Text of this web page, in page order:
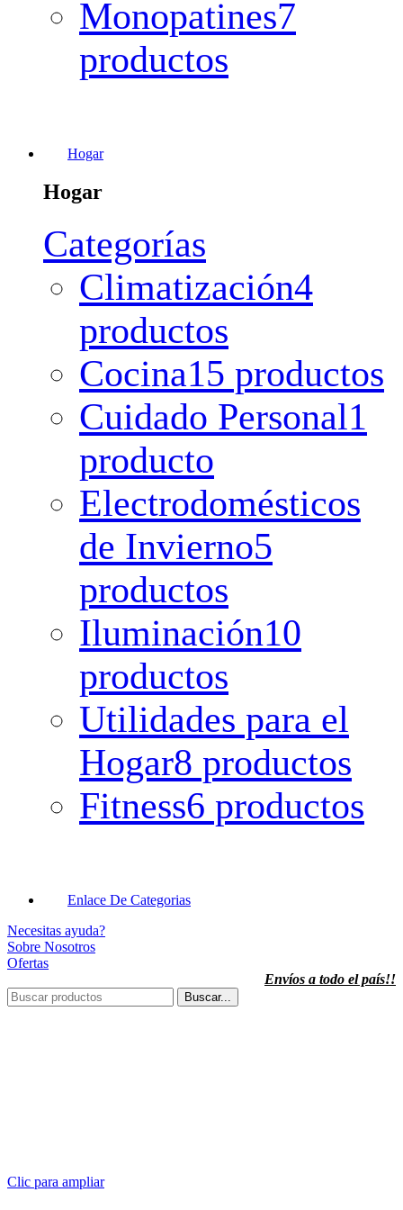
Monopatines7
productos
Hogar
Hogar
Categorías
Climatización4
productos
Cocina15 productos
Cuidado Personal1
producto
Electrodomésticos
de Invierno5
productos
Iluminación10
productos
Utilidades para el
Hogar8 productos
Fitness6 productos
Enlace De Categorias
Necesitas ayuda?
Sobre Nosotros
Ofertas
Envíos a todo el país!!
Buscar...
Clic para ampliar